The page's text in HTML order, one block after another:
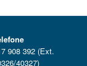
908 392 (Ext.
40327)